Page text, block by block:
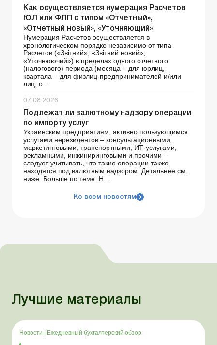
Как осуществляется нумерация Расчетов
ЮЛ или ФЛП с типом «Отчетный»,
«Отчетный новый», «Уточняющий»
Нумерация Расчетов осуществляется в
хронологическом порядке независимо от типа
Расчетов («Звітний», «Звітний новий»,
«Уточнюючий») в пределах одного отчетного
(налогового) периода (месяца – для юрлиц,
квартала – для физлиц-предпринимателей и/или
лиц, о...
07.08.2026
Подлежат ли валютному надзору операции
по импорту услуг
Украинским предприятиям, активно пользующимся
услугами нерезидентов – консультационными,
маркетинговыми, транспортными, ИТ-услугами,
рекламными, инжиниринговыми и прочими –
следует учитывать, что такие операции также
находятся под валютным надзором. Детальнее см.
ниже. Больше по теме: Н...
Ко всем новостям
Лучшие материалы
Новости Ежедневный бухгалтерский обзор